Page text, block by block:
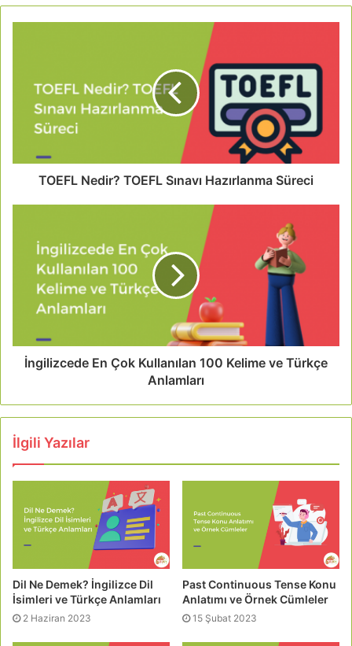
TOEFL Nedir? TOEFL Sınavı Hazırlanma Süreci
İngilizcede En Çok Kullanılan 100 Kelime ve Türkçe
Anlamları
İlgili Yazılar
Dil Ne Demek? İngilizce Dil
İsimleri ve Türkçe Anlamları
2 Haziran 2023
Past Continuous Tense Konu
Anlatımı ve Örnek Cümleler
15 Şubat 2023